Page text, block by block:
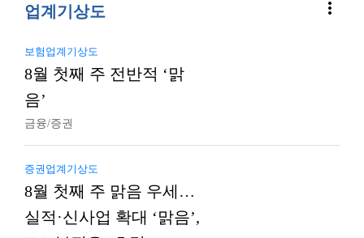
업계기상도 more_vert
보험업계기상도
8월 첫째 주 전반적 ‘맑
음’
금융/증권
증권업계기상도
8월 첫째 주 맑음 우세…
실적·신사업 확대 ‘맑음’,